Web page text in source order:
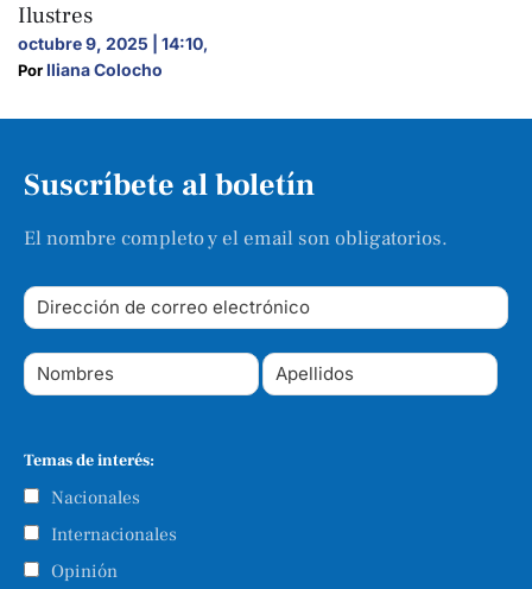
Ilustres
octubre 9, 2025 | 14:10,
Por Iliana Colocho
Suscríbete al boletín
El nombre completo y el email son obligatorios.
Temas de interés:
Nacionales
Internacionales
Opinión